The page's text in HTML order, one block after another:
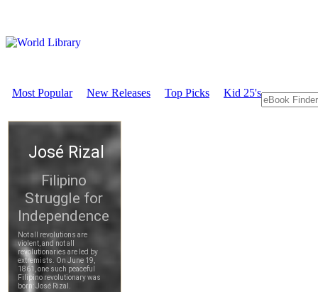
Most Popular New Releases Top Picks Kid 25's